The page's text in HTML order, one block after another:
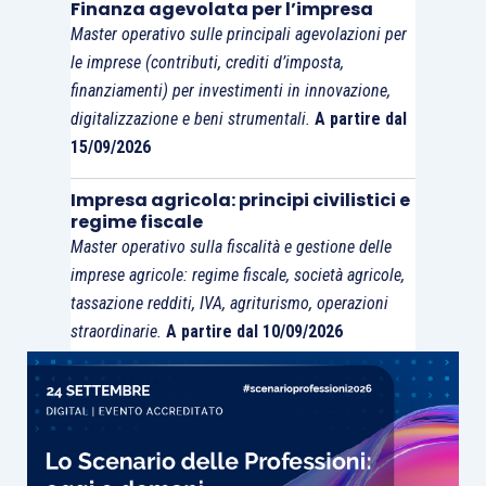
organizzazioneall’interno del Gruppo Iva.
È previsto che:
le cessioni di beni e le prestazioni di
servizi effettuate
da una sede o da una
stabile organizzazione partecipante a
un Gruppo Iva nei confronti di una sua
stabile organizzazione o della sua sede
situata all’esterosi considerano
effettuate dal Gruppo Iva nei confronti di
non ne fa parte ( 4-bis );
le cessioni di beni e le prestazioni di
nei confronti di una
sede o di una stabile organizzazione
Finanza agevolata per l’impresa
Master operativo sulle principali agevolazioni per
le imprese (contributi, crediti d’imposta,
finanziamenti) per investimenti in innovazione,
digitalizzazione e beni strumentali. A partire dal
15/09/2026
Impresa agricola: principi civilistici e
regime fiscale
Master operativo sulla fiscalità e gestione delle
imprese agricole: regime fiscale, società agricole,
tassazione redditi, IVA, agriturismo, operazioni
straordinarie. A partire dal 10/09/2026